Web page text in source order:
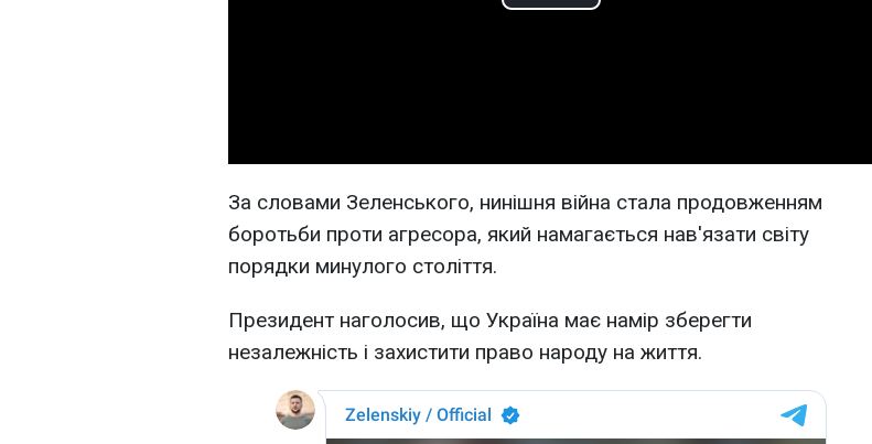
Play
За словами Зеленського, нинішня війна стала продовженням
боротьби проти агресора, який намагається нав'язати світу
порядки минулого століття.
Президент наголосив, що Україна має намір зберегти
незалежність і захистити право народу на життя.